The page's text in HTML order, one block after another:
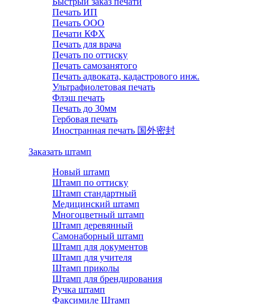
Печать ИП
Печать ООО
Печати КФХ
Печать для врача
Печать по оттиску
Печать самозанятого
Печать адвоката, кадастрового инж.
Ультрафиолетовая печать
Флэш печать
Печать до 30мм
Гербовая печать
Иностранная печать 国外密封
Заказать штамп
Новый штамп
Штамп по оттиску
Штамп стандартный
Медицинский штамп
Многоцветный штамп
Штамп деревянный
Самонаборный штамп
Штамп для документов
Штамп для учителя
Штамп приколы
Штамп для брендирования
Ручка штамп
Факсимиле Штамп